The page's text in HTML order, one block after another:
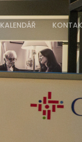
KALENDÁŘ